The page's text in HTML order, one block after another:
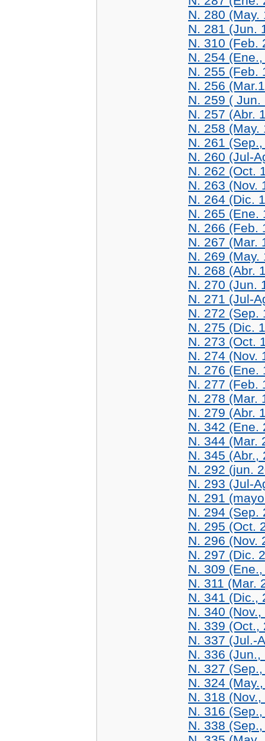
N. 280 (May.
N. 281 (Jun.
N. 310 (Feb.
N. 254
N. 255 (Feb.
N. 256
N. 259 ( Jun.
N. 257 (Abr.
N. 258 (May.
N. 261
N. 260 (Jul-
N. 262 (Oct.
N. 263 (Nov.
N. 264 (Dic.
N. 265 (Ene.
N. 266 (Feb.
N. 267 (Mar.
N. 269 (May.
N. 268 (Abr.
N. 270 (Jun.
N. 271 (Jul-
N. 272 (Sep.
N. 275 (Dic.
N. 273 (Oct.
N. 274 (Nov.
N. 276 (Ene.
N. 277 (Feb.
N. 278 (Mar.
N. 279 (Abr.
N. 342 (Ene.
N. 344 (Mar.
N. 345 (Abr.,
N. 292 (jun.
N. 293 (Jul-
N. 291
N. 294 (Sep.
N. 295 (Oct.
N. 296 (Nov.
N. 297 (Dic.
N. 309
N. 311 (Mar.
N. 341 (Dic.,
N. 340
N. 339 (Oct.,
N. 337 (Jul.-
N. 336 (Jun.,
N. 327
N. 324
N. 318
N. 316
N. 338